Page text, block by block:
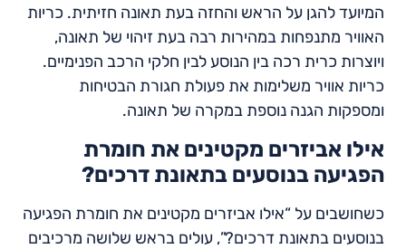
המיועד להגן על הראש והחזה בעת תאונה חזיתית. כריות
האוויר מתנפחות במהירות רבה בעת זיהוי של תאונה,
ויוצרות כרית רכה בין הנוסע לבין חלקי הרכב הפנימיים.
כריות אוויר משלימות את פעולת חגורת הבטיחות
ומספקות הגנה נוספת במקרה של תאונה.
אילו אביזרים מקטינים את חומרת
הפגיעה בנוסעים בתאונת דרכים?
כשחושבים על “אילו אביזרים מקטינים את חומרת הפגיעה
בנוסעים בתאונת דרכים?”, עולים בראש שלושה מרכיבים